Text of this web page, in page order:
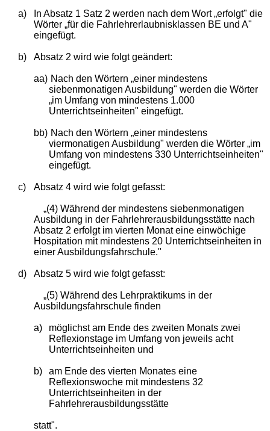
a)
In Absatz 1 Satz 2 werden nach dem Wort „erfolgt" die
Wörter „für die Fahrlehrerlaubnisklassen BE und A"
eingefügt.
b) Absatz 2 wird wie folgt geändert:
aa) Nach den Wörtern „einer mindestens
siebenmonatigen Ausbildung" werden die Wörter
„im Umfang von mindestens 1.000
Unterrichtseinheiten" eingefügt.
bb) Nach den Wörtern „einer mindestens
viermonatigen Ausbildung" werden die Wörter „im
Umfang von mindestens 330 Unterrichtseinheiten"
eingefügt.
c) Absatz 4 wird wie folgt gefasst:
„(4) Während der mindestens siebenmonatigen
Ausbildung in der Fahrlehrerausbildungsstätte nach
Absatz 2 erfolgt im vierten Monat eine einwöchige
Hospitation mit mindestens 20 Unterrichtseinheiten in
einer Ausbildungsfahrschule."
d) Absatz 5 wird wie folgt gefasst:
„(5) Während des Lehrpraktikums in der
Ausbildungsfahrschule finden
a)
möglichst am Ende des zweiten Monats zwei
Reflexionstage im Umfang von jeweils acht
Unterrichtseinheiten und
b)
am Ende des vierten Monates eine
Reflexionswoche mit mindestens 32
Unterrichtseinheiten in der
Fahrlehrerausbildungsstätte
statt".